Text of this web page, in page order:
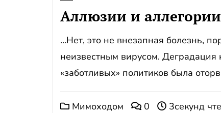
Аллюзии и аллегории
…Нет, это не внезапная болезнь,
неизвестным вирусом. Деградация
«заботливых» политиков была
Мимоходом 0 3секунд